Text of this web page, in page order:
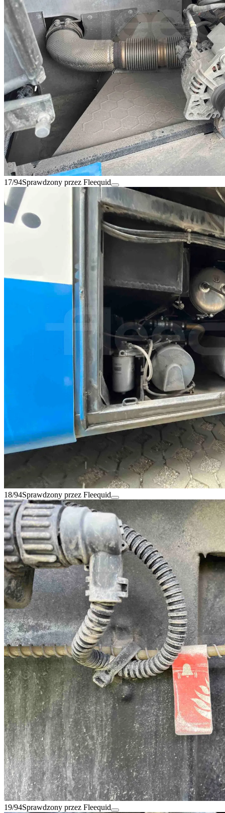
17/94Sprawdzony przez Fleequid
18/94Sprawdzony przez Fleequid
19/94Sprawdzony przez Fleequid